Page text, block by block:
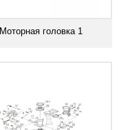
Моторная головка 1